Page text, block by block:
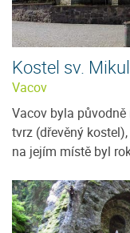
Kostel sv.
Vacov
Vacov byla
tvrz (dřevěný
na jejím místě byl